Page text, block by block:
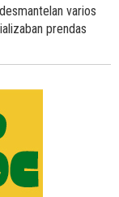
varios
prendas